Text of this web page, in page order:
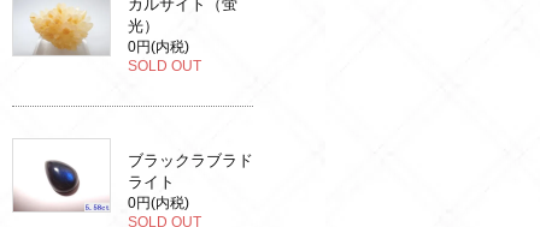
光）
0円(内税)
SOLD OUT
ブラックラブラド
ライト
0円(内税)
SOLD OUT